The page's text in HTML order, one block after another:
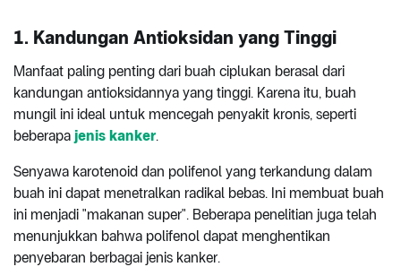
1. Kandungan Antioksidan yang Tinggi
Manfaat paling penting dari buah ciplukan berasal dari
kandungan antioksidannya yang tinggi. Karena itu, buah
mungil ini ideal untuk mencegah penyakit kronis, seperti
beberapa jenis kanker.
Senyawa karotenoid dan polifenol yang terkandung dalam
buah ini dapat menetralkan radikal bebas. Ini membuat buah
ini menjadi "makanan super". Beberapa penelitian juga telah
menunjukkan bahwa polifenol dapat menghentikan
penyebaran berbagai jenis kanker.